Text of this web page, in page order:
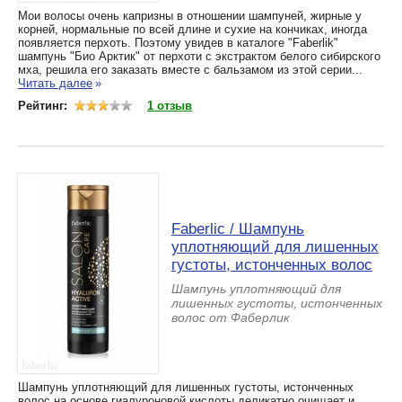
Мои волосы очень капризны в отношении шампуней, жирные у
корней, нормальные по всей длине и сухие на кончиках, иногда
появляется перхоть. Поэтому увидев в каталоге "Faberlik"
шампунь "Био Арктик" от перхоти с экстрактом белого сибирского
мха, решила его заказать вместе с бальзамом из этой серии...
Читать далее »
Рейтинг:
1 отзыв
Faberlic / Шампунь
уплотняющий для лишенных
густоты, истонченных волос
Шампунь уплотняющий для
лишенных густоты, истонченных
волос от Фаберлик
Шампунь уплотняющий для лишенных густоты, истонченных